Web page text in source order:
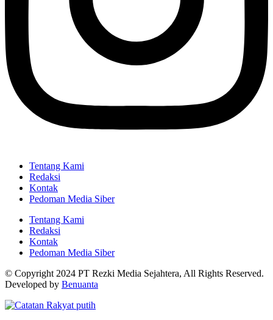
Tentang Kami
Redaksi
Kontak
Pedoman Media Siber
Tentang Kami
Redaksi
Kontak
Pedoman Media Siber
© Copyright 2024 PT Rezki Media Sejahtera, All Rights Reserved.
Developed by Benuanta